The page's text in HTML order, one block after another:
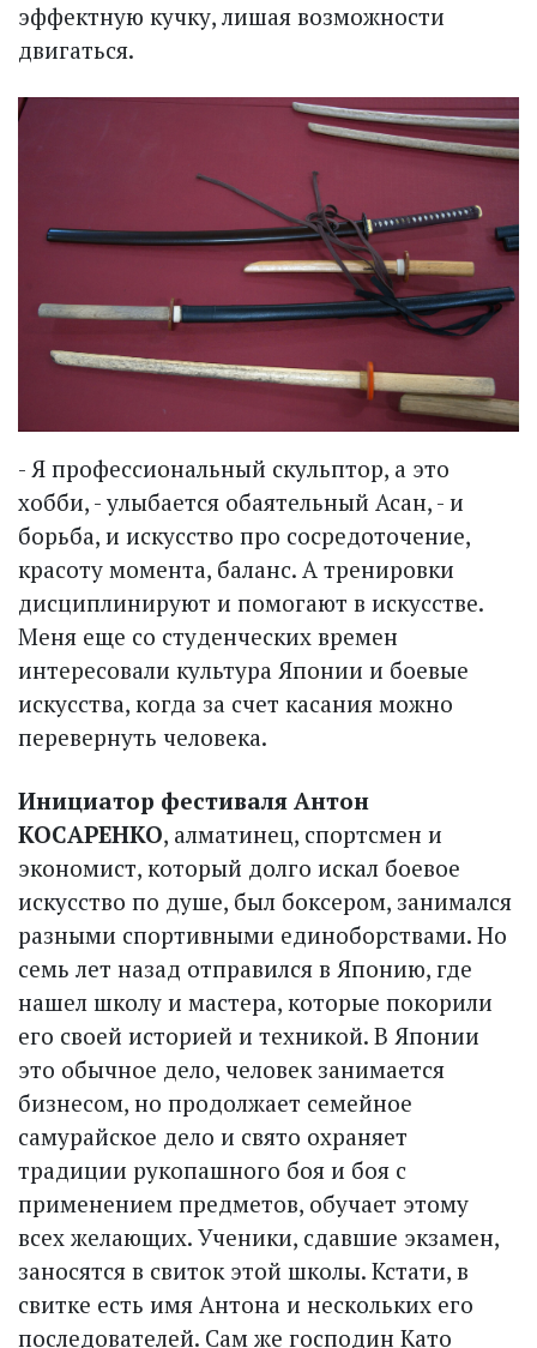
эффектную кучку, лишая возможности
двигаться.
- Я профессиональный скульптор, а это
хобби, - улыбается обаятельный Асан, - и
борьба, и искусство про сосредоточение,
красоту момента, баланс. А тренировки
дисциплинируют и помогают в искусстве.
Меня еще со студенческих времен
интересовали культура Японии и боевые
искусства, когда за счет касания можно
перевернуть человека.
Инициатор фестиваля Антон
КОСАРЕНКО, алматинец, спортсмен и
экономист, который долго искал боевое
искусство по душе, был боксером, занимался
разными спортивными единоборствами. Но
семь лет назад отправился в Японию, где
нашел школу и мастера, которые покорили
его своей историей и техникой. В Японии
это обычное дело, человек занимается
бизнесом, но продолжает семейное
самурайское дело и свято охраняет
традиции рукопашного боя и боя с
применением предметов, обучает этому
всех желающих. Ученики, сдавшие экзамен,
заносятся в свиток этой школы. Кстати, в
свитке есть имя Антона и нескольких его
последователей. Сам же господин Като